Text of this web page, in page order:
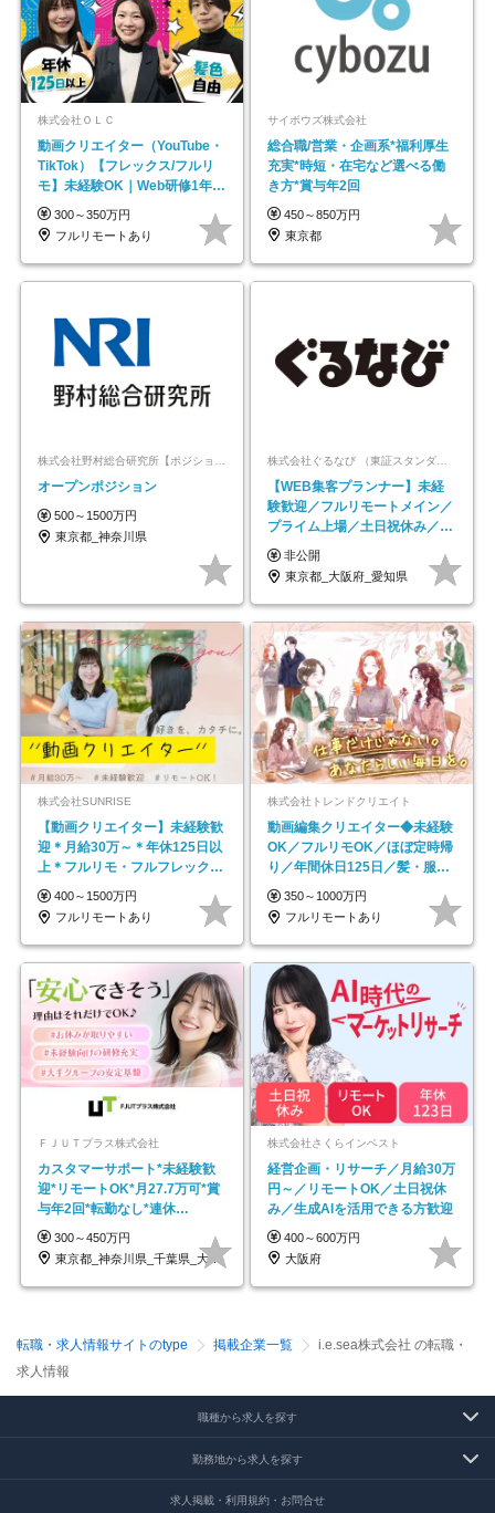
株式会社ＯＬＣ
動画クリエイター（YouTube・
TikTok）【フレックス/フルリ
モ】未経験OK｜Web研修1年間
｜副業OK
300～350万円
フルリモートあり
サイボウズ株式会社
総合職/営業・企画系*福利厚生
充実*時短・在宅など選べる働
き方*賞与年2回
450～850万円
東京都
オープンポジション
500～1500万円
東京都_神奈川県
株式会社ぐるなび （東証スタンダード上場）
【WEB集客プランナー】未経
験歓迎／フルリモートメイン／
プライム上場／土日祝休み／東
京・大阪・名古屋
非公開
東京都_大阪府_愛知県
株式会社SUNRISE
【動画クリエイター】未経験歓
迎＊月給30万～＊年休125日以
上＊フルリモ・フルフレックス
◆10名の採用が決定◆
400～1500万円
フルリモートあり
株式会社トレンドクリエイト
動画編集クリエイター◆未経験
OK／フルリモOK／ほぼ定時帰
り／年間休日125日／髪・服・
ネイル自由／副業OK
350～1000万円
フルリモートあり
ＦＪＵＴプラス株式会社
カスタマーサポート*未経験歓
迎*リモートOK*月27.7万可*賞
与年2回*転勤なし*連休
OK/ZE010232
300～450万円
東京都_神奈川県_千葉県_大阪府_愛知県…
株式会社さくらインベスト
経営企画・リサーチ／月給30万
円～／リモートOK／土日祝休
み／生成AIを活用できる方歓迎
400～600万円
大阪府
転職・求人情報サイトのtype 掲載企業一覧
i.e.sea株式会社 の転職・
求人情報
職種から求人を探す
勤務地から求人を探す
求人掲載・利用規約・お問合せ